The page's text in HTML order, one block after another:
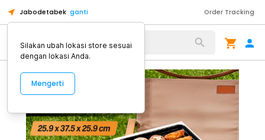
Jabodetabek ganti Order Tracking
Alat Kopi
Silakan ubah lokasi store sesuai
dengan lokasi Anda.
Mengerti